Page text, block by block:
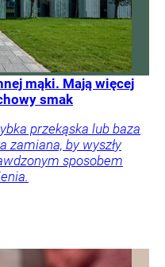
mąki. Mają więcej
smak
przekąska lub baza
zamiana, by wyszły
sposobem